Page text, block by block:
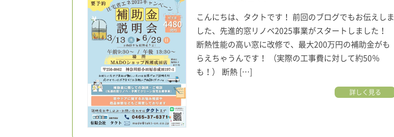
こんにちは、タクトです！ 前回のブログでもお伝えしま
した、先進的窓リノベ2025事業がスタートしました！
断熱性能の高い窓に改修で、最大200万円の補助金がも
らえちゃうんです！ （実際の工事費に対して約50％
も！） 断熱 […]
詳しく見る